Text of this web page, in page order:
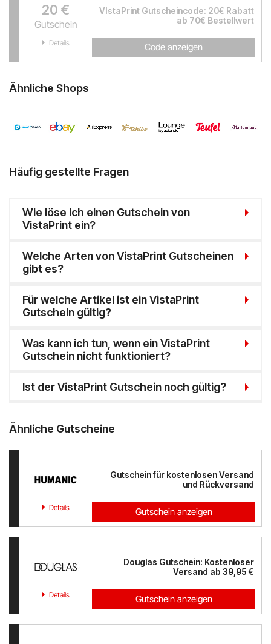
20 €
Gutschein
VIstaPrint Gutscheincode: 20€ Rabatt
ab 70€ Bestellwert
Details Code anzeigen
Ähnliche Shops
Häufig gestellte Fragen
Wie löse ich einen Gutschein von
VistaPrint ein?
Welche Arten von VistaPrint Gutscheinen
gibt es?
Für welche Artikel ist ein VistaPrint
Gutschein gültig?
Was kann ich tun, wenn ein VistaPrint
Gutschein nicht funktioniert?
Ist der VistaPrint Gutschein noch gültig?
Ähnliche Gutscheine
Gutschein für kostenlosen Versand
und Rückversand
Details Gutschein anzeigen
Douglas Gutschein: Kostenloser
Versand ab 39,95 €
Details Gutschein anzeigen